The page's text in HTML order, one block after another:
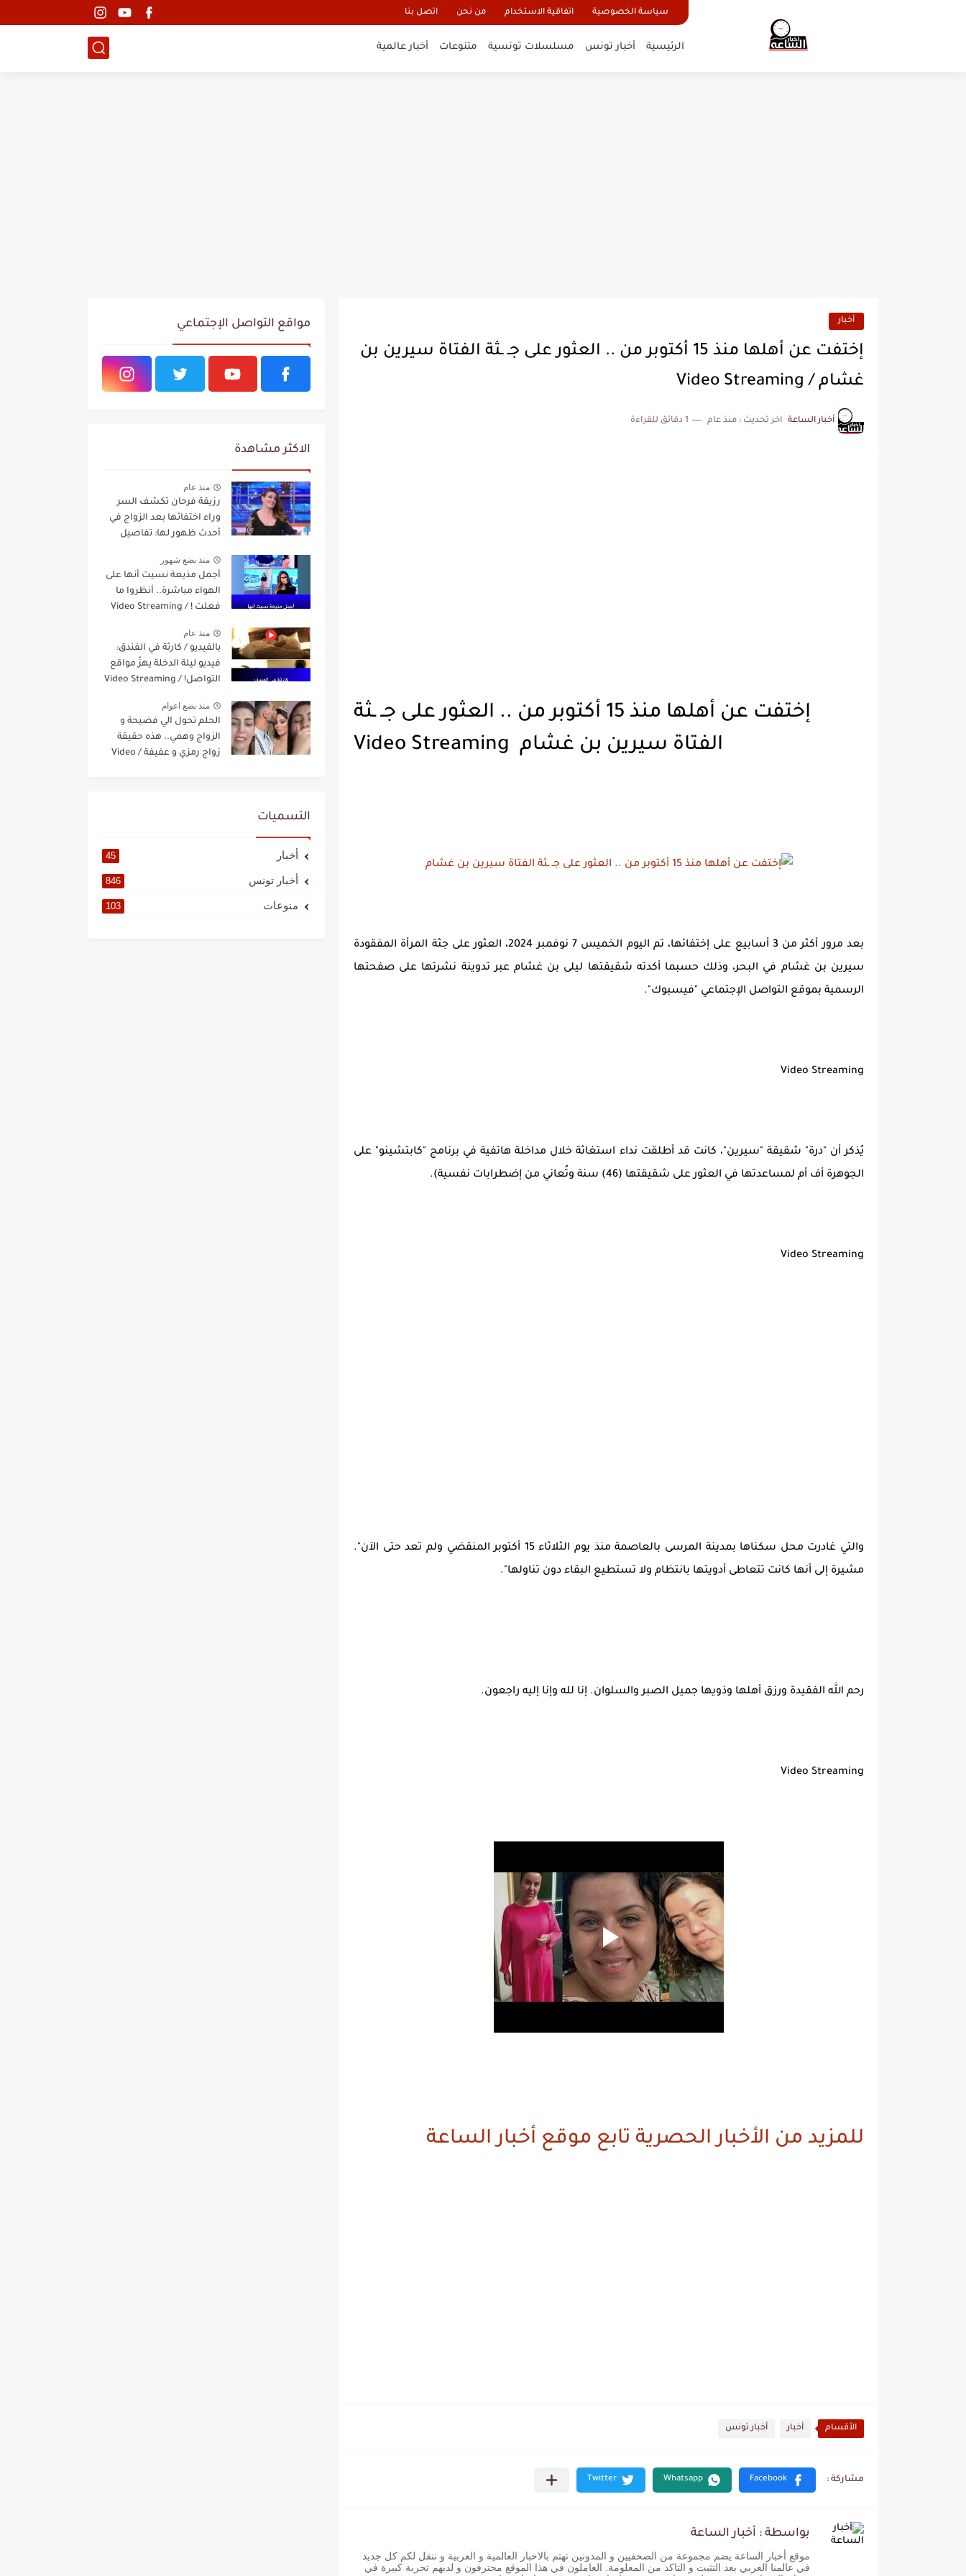
سياسة الخصوصية اتفاقية الاستخدام من نحن اتصل بنا
الرئيسية أخبار تونس مسلسلات تونسية متنوعات أخبار عالمية
أخبار
إختفت عن أهلها منذ 15 أكتوبر من .. العثور على جـ ـثة الفتاة سيرين بن
غشام / Video Streaming
أخبار الساعة اخر تحديث : منذ عام 1 دقائق للقراءة
إختفت عن أهلها منذ 15 أكتوبر من .. العثور على جـ ـثة
الفتاة سيرين بن غشام Video Streaming
بعد مرور أكثر من 3 أسابيع على إختفائها، تم اليوم الخميس 7 نوفمبر 2024، العثور على جثة المرأة المفقودة
سيرين بن غشام في البحر، وذلك حسبما أكدته شقيقتها ليلى بن غشام عبر تدوينة نشرتها على صفحتها
الرسمية بموقع التواصل الإجتماعي "فيسبوك".
Video Streaming
يُذكر أن "درة" شقيقة "سيرين"، كانت قد أطلقت نداء استغاثة خلال مداخلة هاتفية في برنامج "كابتشينو" على
الجوهرة أف أم لمساعدتها في العثور على شقيقتها (46) سنة وتُعاني من إضطرابات نفسية).
Video Streaming
والتي غادرت محل سكناها بمدينة المرسى بالعاصمة منذ يوم الثلاثاء 15 أكتوبر المنقضي ولم تعد حتى الآن".
مشيرة إلى أنها كانت تتعاطى أدويتها بانتظام ولا تستطيع البقاء دون تناولها".
رحم الله الفقيدة ورزق أهلها وذويها جميل الصبر والسلوان. إنا لله وإنا إليه راجعون.
Video Streaming
للمزيد من الأخبار الحصرية تابع موقع أخبار الساعة
الأقسام أخبار أخبار تونس
بواسطة : أخبار الساعة
موقع أخبار الساعة يضم مجموعة من الصحفيين و المدونين نهتم بالاخبار العالمية و العربية و ننقل لكم كل جديد
في عالمنا العربي بعد التثبت و التاكد من المعلومة. العاملون في هذا الموقع محترفون و لديهم تجربة كبيرة في
مواقع التواصل الإجتماعي
الاكثر مشاهدة
منذ عام
رزيقة فرحان تكشف السر
وراء اختفائها بعد الزواج في
أحدث ظهور لها: تفاصيل
منذ بضع شهور
أجمل مذيعة نسيت أنها على
الهواء مباشرة.. أنظروا ما
فعلت ! / Video Streaming
منذ عام
بالفيديو / كارثة في الفندق:
فيديو ليلة الدخلة يهزّ مواقع
التواصل! / Video Streaming
منذ بضع اعوام
الحلم تحول الي فضيحة و
الزواج وهمي.. هذه حقيقة
زواج رمزي و عفيفة / Video
التسميات
أخبار 45
أخبار تونس 846
منوعات 103